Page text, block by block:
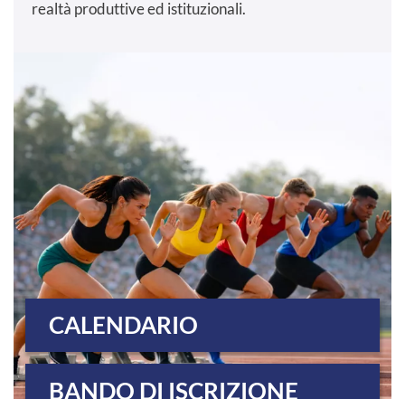
realtà produttive ed istituzionali.
CALENDARIO
BANDO DI ISCRIZIONE